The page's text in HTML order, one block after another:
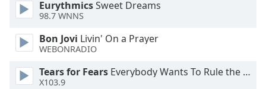
Background
EurythmicsSweet Dreams
98.7 WNNS
Bon Jovi Livin' On a Prayer
WEBONRADIO
Tears for Fears Everybody Wants To Rule the World
X103.9